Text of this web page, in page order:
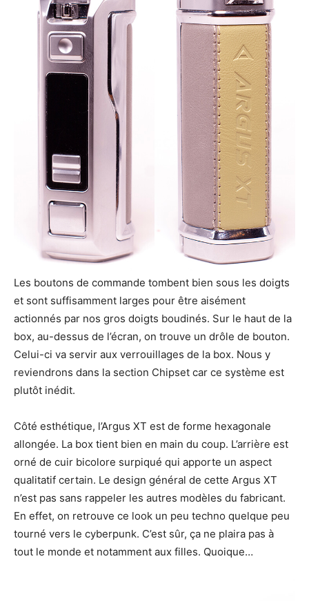
Les boutons de commande tombent bien sous les doigts
et sont suffisamment larges pour être aisément
actionnés par nos gros doigts boudinés. Sur le haut de la
box, au-dessus de l’écran, on trouve un drôle de bouton.
Celui-ci va servir aux verrouillages de la box. Nous y
reviendrons dans la section Chipset car ce système est
plutôt inédit.
Côté esthétique, l’Argus XT est de forme hexagonale
allongée. La box tient bien en main du coup. L’arrière est
orné de cuir bicolore surpiqué qui apporte un aspect
qualitatif certain. Le design général de cette Argus XT
n’est pas sans rappeler les autres modèles du fabricant.
En effet, on retrouve ce look un peu techno quelque peu
tourné vers le cyberpunk. C’est sûr, ça ne plaira pas à
tout le monde et notamment aux filles. Quoique…